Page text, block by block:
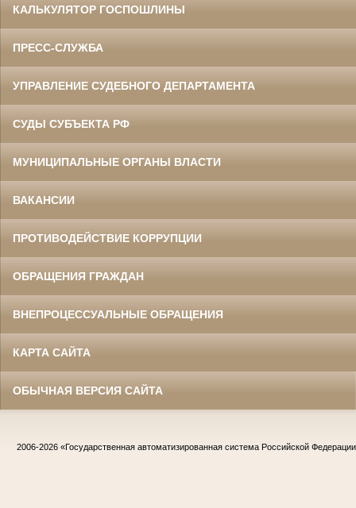
КАЛЬКУЛЯТОР ГОСПОШЛИНЫ
ПРЕСС-СЛУЖБА
УПРАВЛЕНИЕ СУДЕБНОГО ДЕПАРТАМЕНТА
СУДЫ СУБЪЕКТА РФ
МУНИЦИПАЛЬНЫЕ ОРГАНЫ ВЛАСТИ
ВАКАНСИИ
ПРОТИВОДЕЙСТВИЕ КОРРУПЦИИ
ОБРАЩЕНИЯ ГРАЖДАН
ВНЕПРОЦЕССУАЛЬНЫЕ ОБРАЩЕНИЯ
КАРТА САЙТА
ОБЫЧНАЯ ВЕРСИЯ САЙТА
2006-2026 «Государственная автоматизированная система Российской